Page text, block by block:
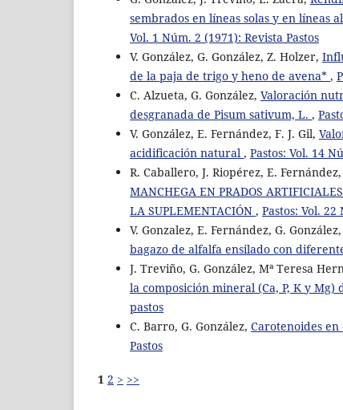
sembrados en líneas solas y en líneas
Vol. 1 Núm. 2 (1971): Revista Pastos
V. González, G. González, Z. Holzer,
de la paja de trigo y heno de avena* ,
C. Alzueta, G. González, Valoración
desgranada de Pisum sativum, L. ,
V. González, E. Fernández, F. J. Gil,
acidificación natural , Pastos: Vol. 14
R. Caballero, J. Riopérez, E.
MANCHEGA EN PRADOS
LA SUPLEMENTACIÓN , Pastos: Vol. 22
V. Gonzalez, E. Fernández, G.
bagazo de alfalfa ensilado con
J. Treviño, G. González, Mª Teresa
la composición mineral (Ca, P, K y
pastos
C. Barro, G. González, Carotenoides
Pastos
1 2 > >>